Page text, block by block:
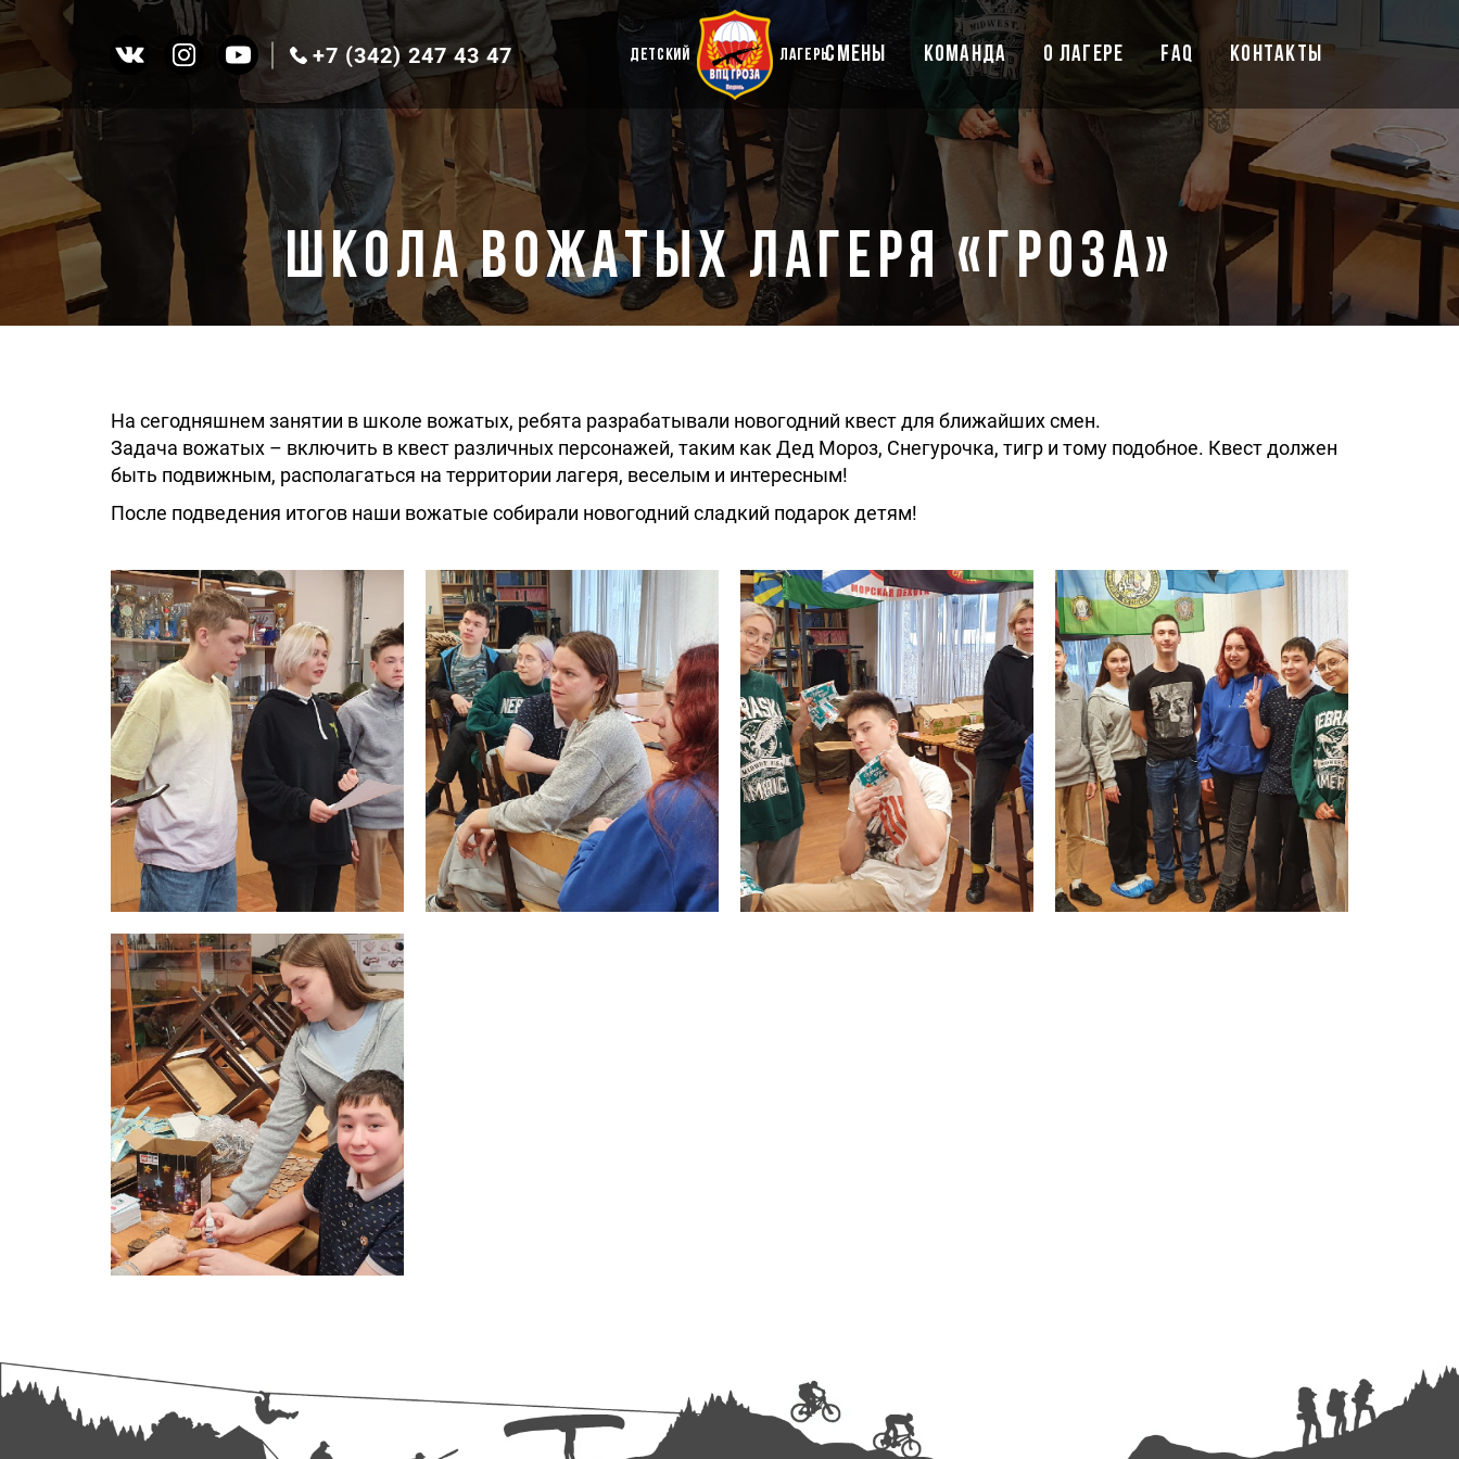
+7 (342)247 43 47 ДЕТСКИЙ ЛАГЕРЬСМЕНЫ КОМАНДА О ЛАГЕРЕ FAQ КОНТАКТЫ
Школа вожатых лагеря «Гроза»
На сегодняшнем занятии в школе вожатых, ребята разрабатывали новогодний квест для ближайших смен.
Задача вожатых – включить в квест различных персонажей, таким как Дед Мороз, Снегурочка, тигр и тому подобное. Квест должен
быть подвижным, располагаться на территории лагеря, веселым и интересным!
После подведения итогов наши вожатые собирали новогодний сладкий подарок детям!